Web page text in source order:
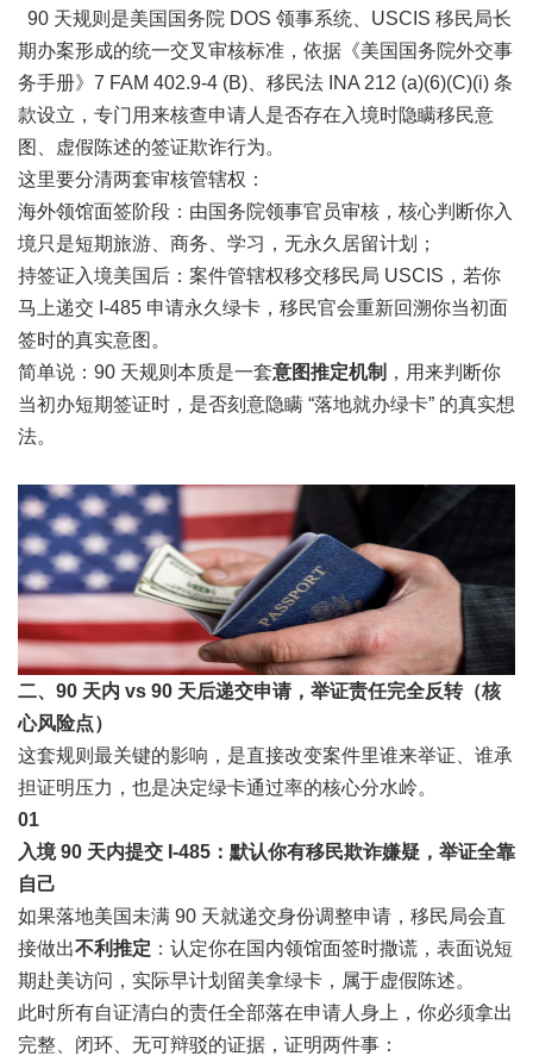
90 天规则是美国国务院 DOS 领事系统、USCIS 移民局长
期办案形成的统一交叉审核标准，依据《美国国务院外交事
务手册》7 FAM 402.9-4 (B)、移民法 INA 212 (a)(6)(C)(i) 条
款设立，专门用来核查申请人是否存在入境时隐瞒移民意
图、虚假陈述的签证欺诈行为。
这里要分清两套审核管辖权：
海外领馆面签阶段：由国务院领事官员审核，核心判断你入
境只是短期旅游、商务、学习，无永久居留计划；
持签证入境美国后：案件管辖权移交移民局 USCIS，若你
马上递交 I-485 申请永久绿卡，移民官会重新回溯你当初面
签时的真实意图。
简单说：90 天规则本质是一套意图推定机制 ，用来判断你
当初办短期签证时，是否刻意隐瞒 “落地就办绿卡” 的真实想
法。
二、90 天内 vs 90 天后递交申请， 举证责任完全反转（核
心风险点）
这套规则最关键的影响，是直接改变案件里谁来举证、谁承
担证明压力，也是决定绿卡通过率的核心分水岭。
01
入境 90 天内提交 I-485：默认你有移民欺诈嫌疑，举证全靠
自己
如果落地美国未满 90 天就递交身份调整申请，移民局会直
接做出不利推定 ：认定你在国内领馆面签时撒谎，表面说短
期赴美访问，实际早计划留美拿绿卡，属于虚假陈述。
此时所有自证清白的责任全部落在申请人身上，你必须拿出
完整、闭环、无可辩驳的证据，证明两件事：